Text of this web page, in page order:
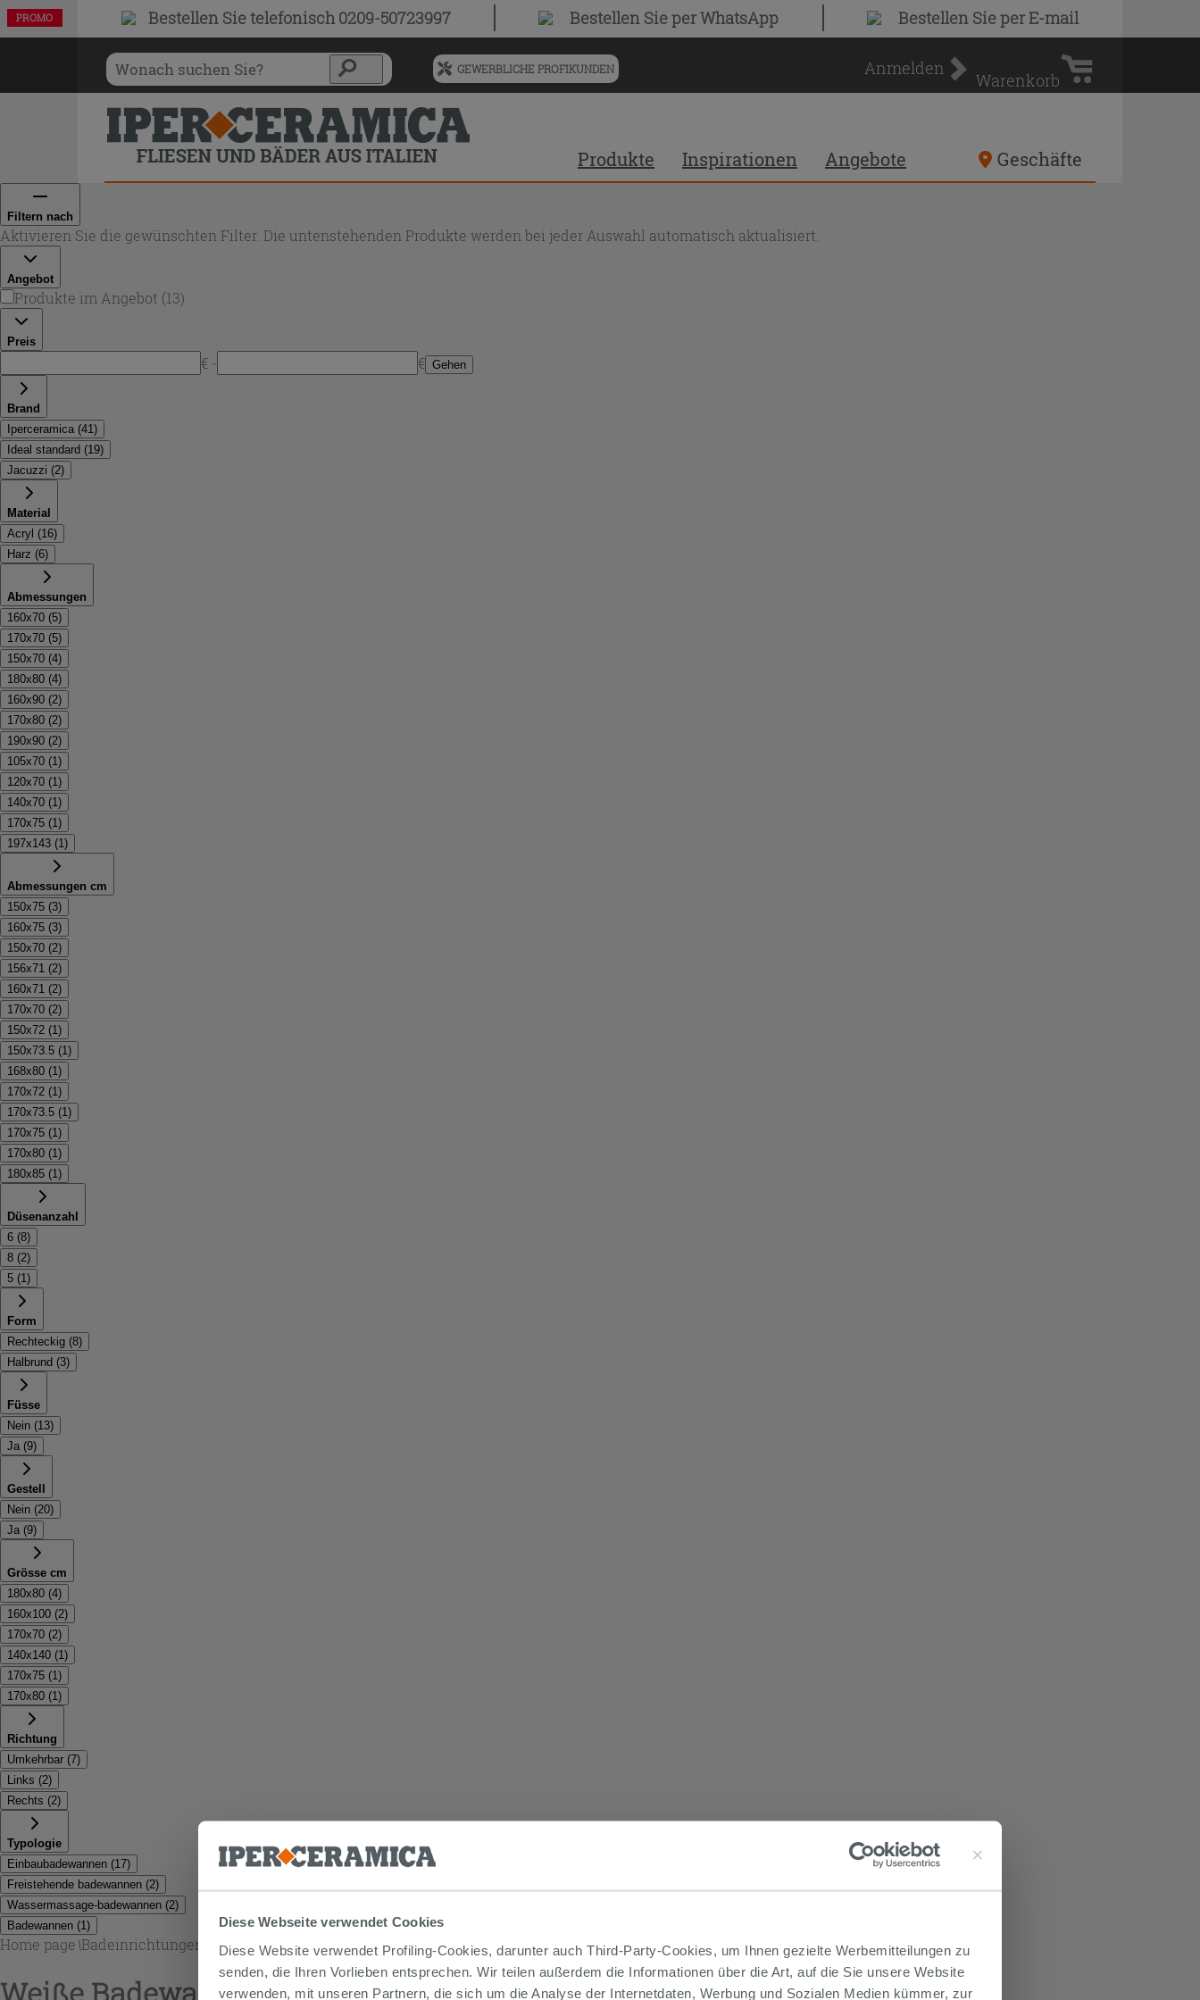
Diese Webseite verwendet Cookies
Diese Website verwendet Profiling-Cookies, darunter auch Third-Party-Cookies, um Ihnen gezielte Werbemitteilungen zu
senden, die Ihren Vorlieben entsprechen. Wir teilen außerdem die Informationen über die Art, auf die Sie unsere Website
verwenden, mit unseren Partnern, die sich um die Analyse der Internetdaten, Werbung und Sozialen Medien kümmer, zur
Bestellen Sietelefonisch 0209-50723997 Bestellen Sieper WhatsApp Bestellen Sieper E-mail
Menü
vorgeschlagenen
Siteinhalt
und
Suchprotokoll
GEWERBLICHE PROFIKUNDEN Anmelden
Warenkorb
Warenkorb
Produkte Inspirationen Angebote Geschäfte
Filtern nach
Aktivieren Sie die gewünschten Filter. Die untenstehenden Produkte werden bei jeder Auswahl automatisch aktualisiert.
Angebot
Produkte im Angebot (13)
Preis
€ - € Gehen
Brand
Iperceramica (41)
Ideal standard (19)
Jacuzzi (2)
Material
Acryl (16)
Harz (6)
Abmessungen
160x70 (5)
170x70 (5)
150x70 (4)
180x80 (4)
160x90 (2)
170x80 (2)
190x90 (2)
105x70 (1)
120x70 (1)
140x70 (1)
170x75 (1)
197x143 (1)
Abmessungen cm
150x75 (3)
160x75 (3)
150x70 (2)
156x71 (2)
160x71 (2)
170x70 (2)
150x72 (1)
150x73.5 (1)
168x80 (1)
170x72 (1)
170x73.5 (1)
170x75 (1)
170x80 (1)
180x85 (1)
Düsenanzahl
6 (8)
8 (2)
5 (1)
Form
Rechteckig (8)
Halbrund (3)
Füsse
Nein (13)
Ja (9)
Gestell
Nein (20)
Ja (9)
Grösse cm
180x80 (4)
160x100 (2)
170x70 (2)
140x140 (1)
170x75 (1)
170x80 (1)
Richtung
Umkehrbar (7)
Links (2)
Rechts (2)
Typologie
Einbaubadewannen (17)
Freistehende badewannen (2)
Wassermassage-badewannen (2)
Badewannen (1)
Home page\Badeinrichtungen Weiße Badewannen
PROMO
PROMO
PROMO
PROMO
PROMO
PROMO
PROMO
PROMO
PROMO
PROMO
PROMO
PROMO
PROMO